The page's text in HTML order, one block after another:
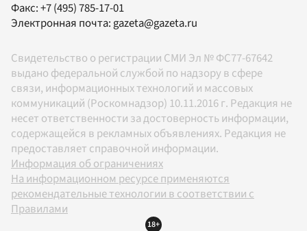
Факс:+7 (495) 785-17-01
Электронная почта:gazeta@gazeta.ru
Свидетельство о регистрации СМИ Эл № ФС77-67642
выдано федеральной службой по надзору в сфере
связи, информационных технологий и массовых
коммуникаций (Роскомнадзор) 10.11.2016 г. Редакция не
несет ответственности за достоверность информации,
содержащейся в рекламных объявлениях. Редакция не
предоставляет справочной информации.
Информация об ограничениях
На информационном ресурсе применяются
рекомендательные технологии в соответствии с
Правилами
18+